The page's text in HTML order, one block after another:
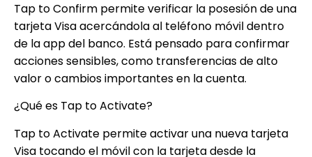
Tap to Confirm permite verificar la posesión de una
tarjeta Visa acercándola al teléfono móvil dentro
de la app del banco. Está pensado para confirmar
acciones sensibles, como transferencias de alto
valor o cambios importantes en la cuenta.
¿Qué es Tap to Activate?
Tap to Activate permite activar una nueva tarjeta
Visa tocando el móvil con la tarjeta desde la